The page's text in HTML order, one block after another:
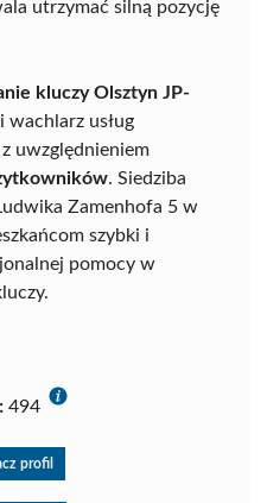
utrzymać silną pozycję
kluczy Olsztyn JP-
wachlarz usług
uwzględnieniem
. Siedziba
Zamenhofa 5 w
szybki i
pomocy w
494
profil